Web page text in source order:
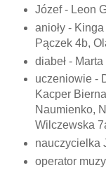
Józef - Leon
anioły -
Pączek 4b,
diabeł -
uczeniowie -
Kacper
Naumienko,
Wilczewska
nauczycielka
operator